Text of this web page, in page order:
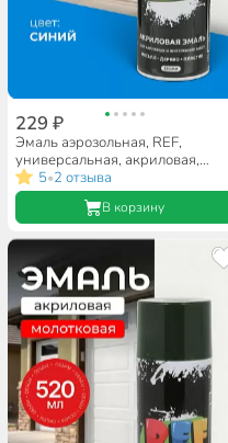
229 ₽
Эмаль аэрозольная, REF,
универсальная, акриловая,
глянцевая, синяя, 520 мл
5•2 отзыва
В корзину